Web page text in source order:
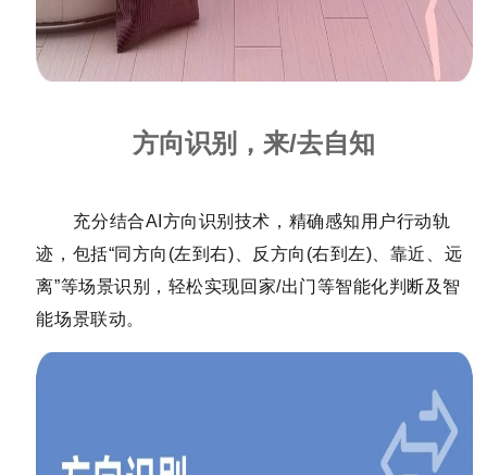
方向识别，来/去自知
充分结合AI方向识别技术，精确感知用户行动轨
迹，包括“同方向(左到右)、反方向(右到左)、靠近、远
离”等场景识别，轻松实现回家/出门等智能化判断及智
能场景联动。